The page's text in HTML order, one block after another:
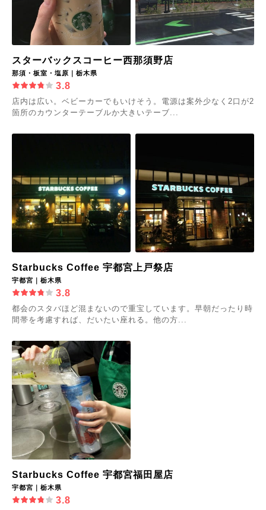
スターバックスコーヒー西那須野店
那須・板室・塩原｜栃木県
3.8
店内は広い。ベビーカーでもいけそう。電源は案外少なく2口が2
箇所のカウンターテーブルか大きいテーブ...
Starbucks Coffee 宇都宮上戸祭店
宇都宮｜栃木県
3.8
都会のスタバほど混まないので重宝しています。早朝だったり時
間帯を考慮すれば、だいたい座れる。他の方...
Starbucks Coffee 宇都宮福田屋店
宇都宮｜栃木県
3.8